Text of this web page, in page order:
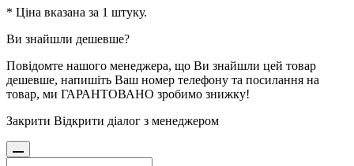
* Ціна вказана за 1 штуку.
Ви знайшли дешевше?
Повідомте нашого менеджера, що Ви знайшли цей товар
дешевше, напишіть Ваш номер телефону та посилання на
товар, ми ГАРАНТОВАНО зробимо знижку!
Закрити Відкрити діалог з менеджером